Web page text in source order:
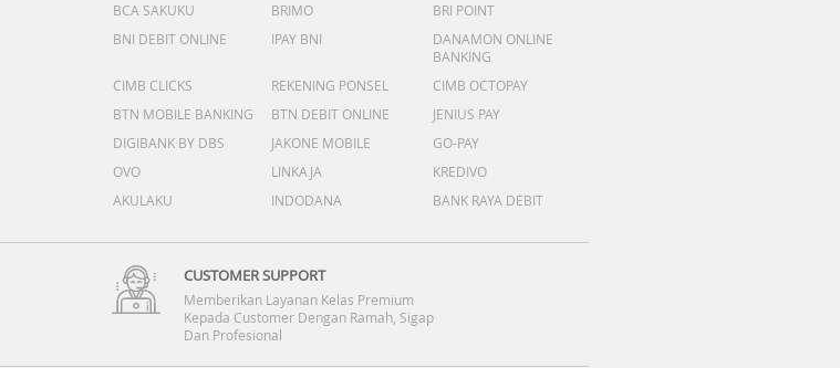
BCA SAKUKU
BRIMO
BRI POINT
BNI DEBIT ONLINE
IPAY BNI
DANAMON ONLINE
BANKING
CIMB CLICKS
REKENING PONSEL
CIMB OCTOPAY
BTN MOBILE BANKING
BTN DEBIT ONLINE
JENIUS PAY
DIGIBANK BY DBS
JAKONE MOBILE
GO-PAY
OVO
LINKAJA
KREDIVO
AKULAKU
INDODANA BANK RAYA DEBIT
CUSTOMER SUPPORT
Memberikan Layanan Kelas Premium
Kepada Customer Dengan Ramah, Sigap
Dan Profesional